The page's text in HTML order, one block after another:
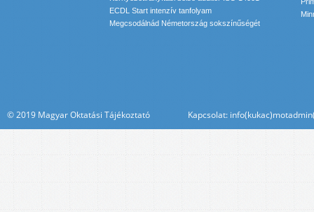
ECDL Start intenzív tanfolyam
Megcsodálnád Németország sokszínűségét
© 2019 Magyar Oktatási Tájékoztató Kapcsolat: